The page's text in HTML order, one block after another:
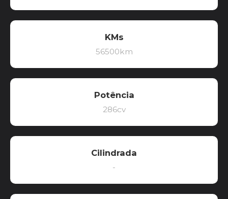
KMs
56500km
Potência
286cv
Cilindrada
-